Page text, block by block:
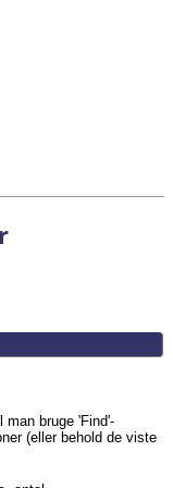
bruge 'Find'-
(eller behold de viste